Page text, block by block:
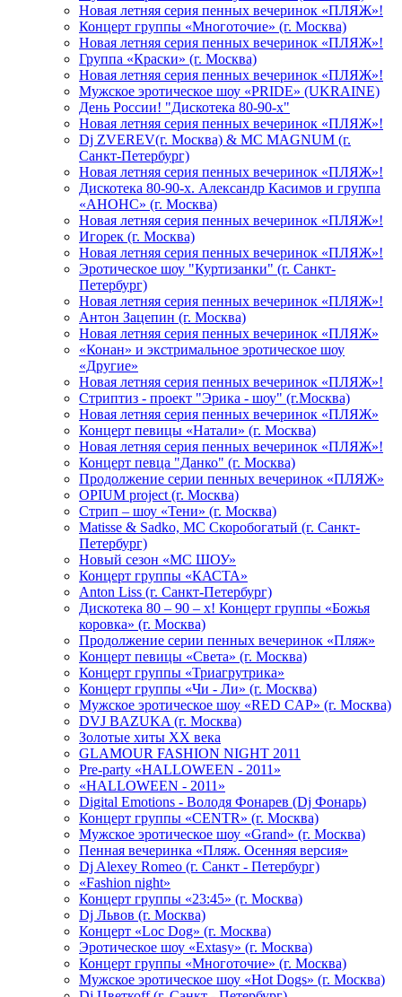
Новая летняя серия пенных вечеринок «ПЛЯЖ»!
Концерт группы «Многоточие» (г. Москва)
Новая летняя серия пенных вечеринок «ПЛЯЖ»!
Группа «Краски» (г. Москва)
Новая летняя серия пенных вечеринок «ПЛЯЖ»!
Мужское эротическое шоу «PRIDE» (UKRAINE)
День России! "Дискотека 80-90-х"
Новая летняя серия пенных вечеринок «ПЛЯЖ»!
Dj ZVEREV(г. Москва) & MC MAGNUM (г.
Санкт-Петербург)
Новая летняя серия пенных вечеринок «ПЛЯЖ»!
Дискотека 80-90-х. Александр Касимов и группа
«АНОНС» (г. Москва)
Новая летняя серия пенных вечеринок «ПЛЯЖ»!
Игорек (г. Москва)
Новая летняя серия пенных вечеринок «ПЛЯЖ»!
Эротическое шоу "Куртизанки" (г. Санкт-
Петербург)
Новая летняя серия пенных вечеринок «ПЛЯЖ»!
Антон Зацепин (г. Москва)
Новая летняя серия пенных вечеринок «ПЛЯЖ»
«Конан» и экстримальное эротическое шоу
«Другие»
Новая летняя серия пенных вечеринок «ПЛЯЖ»!
Стриптиз - проект "Эрика - шоу" (г.Москва)
Новая летняя серия пенных вечеринок «ПЛЯЖ»
Концерт певицы «Натали» (г. Москва)
Новая летняя серия пенных вечеринок «ПЛЯЖ»!
Концерт певца "Данко" (г. Москва)
Продолжение серии пенных вечеринок «ПЛЯЖ»
OPIUM project (г. Москва)
Стрип – шоу «Тени» (г. Москва)
Matissе & Sadko, MC Скоробогатый (г. Санкт-
Петербург)
Новый сезон «МС ШОУ»
Концерт группы «КАСТА»
Anton Liss (г. Санкт-Петербург)
Дискотека 80 – 90 – х! Концерт группы «Божья
коровка» (г. Москва)
Продолжение серии пенных вечеринок «Пляж»
Концерт певицы «Света» (г. Москва)
Концерт группы «Триагрутрика»
Концерт группы «Чи - Ли» (г. Москва)
Мужское эротическое шоу «RED CAP» (г. Москва)
DVJ BAZUKA (г. Москва)
Золотые хиты XX века
GLAMOUR FASHION NIGHT 2011
Pre-party «HALLOWEEN - 2011»
«HALLOWEEN - 2011»
Digital Emotions - Володя Фонарев (Dj Фонарь)
Концерт группы «CENTR» (г. Москва)
Мужское эротическое шоу «Grand» (г. Москва)
Пенная вечеринка «Пляж. Осенняя версия»
Dj Alexey Romeo (г. Санкт - Петербург)
«Fashion night»
Концерт группы «23:45» (г. Москва)
Dj Львов (г. Москва)
Концерт «Loc Dog» (г. Москва)
Эротическое шоу «Extasy» (г. Москва)
Концерт группы «Многоточие» (г. Москва)
Мужское эротическое шоу «Hot Dogs» (г. Москва)